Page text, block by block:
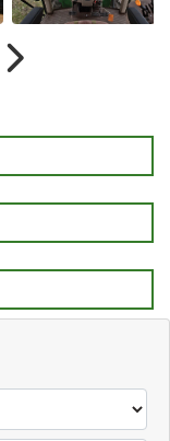
Próximo